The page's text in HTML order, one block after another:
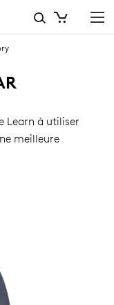
Learn à utiliser
meilleure